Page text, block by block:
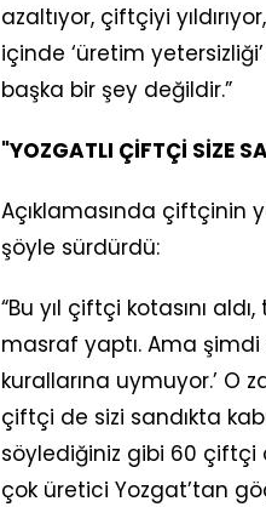
azaltıyor, çiftçiyi
içinde ‘üretim
başka bir şey değildir.”
"YOZGATLI ÇİFTÇİ SİZE
Açıklamasında çiftçinin
şöyle sürdürdü:
“Bu yıl çiftçi kotasını
masraf yaptı. Ama şimdi
kurallarına uymuyor.’ O
çiftçi de sizi sandıkta
söylediğiniz gibi 60 çiftçi
çok üretici Yozgat’tan